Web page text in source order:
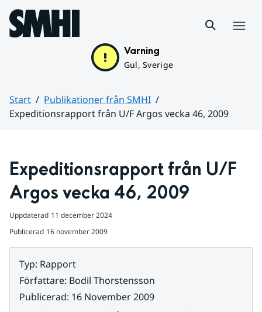
Hoppa till sidans innehåll
Varning
Gul, Sverige
Start
Publikationer från SMHI
Expeditionsrapport från U/F Argos vecka 46, 2009
Expeditionsrapport från U/F
Argos vecka 46, 2009
Uppdaterad 11 december 2024
Publicerad 16 november 2009
Typ: Rapport
Författare: Bodil Thorstensson
Publicerad: 16 November 2009